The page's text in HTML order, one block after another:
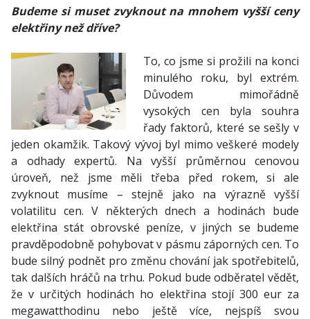
Budeme si muset zvyknout na mnohem vyšší ceny
elektřiny než dříve?
To, co jsme si prožili na konci
minulého roku, byl extrém.
Důvodem mimořádně
vysokých cen byla souhra
řady faktorů, které se sešly v
jeden okamžik. Takový vývoj byl mimo veškeré modely
a odhady expertů. Na vyšší průměrnou cenovou
úroveň, než jsme měli třeba před rokem, si ale
zvyknout musíme – stejně jako na výrazně vyšší
volatilitu cen. V některých dnech a hodinách bude
elektřina stát obrovské peníze, v jiných se budeme
pravděpodobně pohybovat v pásmu záporných cen. To
bude silný podnět pro změnu chování jak spotřebitelů,
tak dalších hráčů na trhu. Pokud bude odběratel vědět,
že v určitých hodinách ho elektřina stojí 300 eur za
megawatthodinu nebo ještě více, nejspíš svou